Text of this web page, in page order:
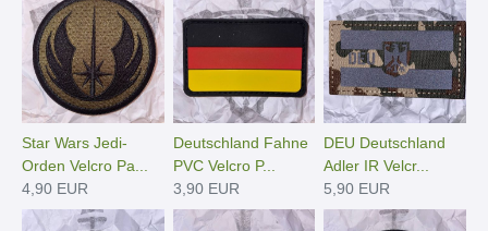
Star Wars Jedi-
Orden Velcro Pa...
4,90 EUR
Deutschland Fahne
PVC Velcro P...
3,90 EUR
DEU Deutschland
Adler IR Velcr...
5,90 EUR